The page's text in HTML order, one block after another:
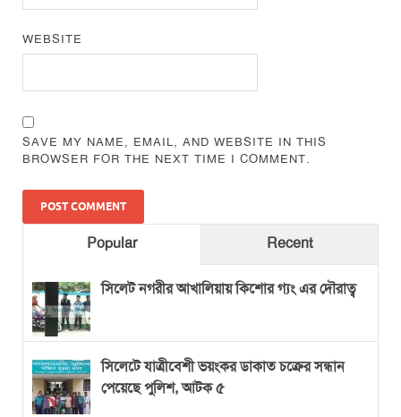
WEBSITE
SAVE MY NAME, EMAIL, AND WEBSITE IN THIS
BROWSER FOR THE NEXT TIME I COMMENT.
Popular Recent
সিলেট নগরীর আখালিয়ায় কিশোর গ্যং এর দৌরাত্ব
সিলেটে যাত্রীবেশী ভয়ংকর ডাকাত চক্রের সন্ধান
পেয়েছে পুলিশ, আটক ৫